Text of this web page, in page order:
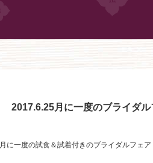
2017.6.25月に一度のブライダ
月に一度の試食＆試着付きのブライダルフェア